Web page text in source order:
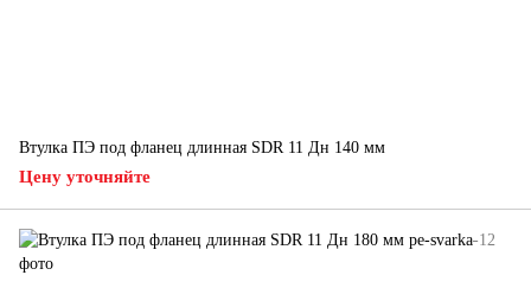
Втулка ПЭ под фланец длинная SDR 11 Дн 140 мм
Цену уточняйте